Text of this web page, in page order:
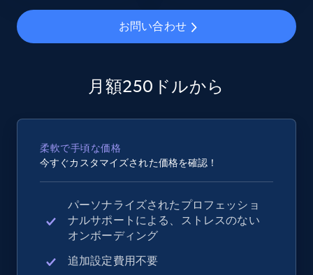
202+ 今すぐ始める
Google Shopping - collects products from
web using keywords
Rating, Reviews count, Images, Variations, and
more.
2.4K+ 202+ 今すぐ始める
お問い合わせ
月額250ドルから
柔軟で手頃な価格
今すぐカスタマイズされた価格を確認！
パーソナライズされたプロフェッショ
ナルサポートによる、ストレスのない
オンボーディング
追加設定費用不要